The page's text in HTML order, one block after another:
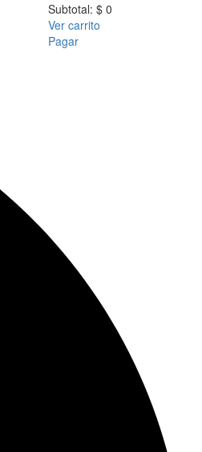
Subtotal: $ 0
Ver carrito
Pagar